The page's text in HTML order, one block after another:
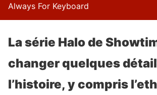
Always For Keyboard
La série Halo de
changer quelques
l’histoire, y compris